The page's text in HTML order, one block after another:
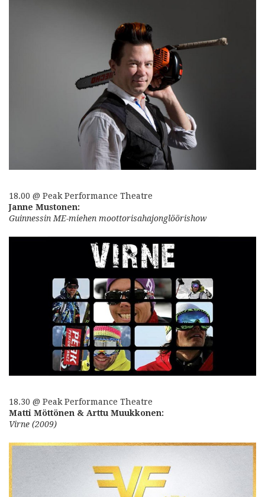
18.00 @ Peak Performance Theatre
Janne Mustonen:
Guinnessin ME-miehen moottorisahajonglöörishow
18.30 @ Peak Performance Theatre
Matti Möttönen & Arttu Muukkonen:
Virne (2009)